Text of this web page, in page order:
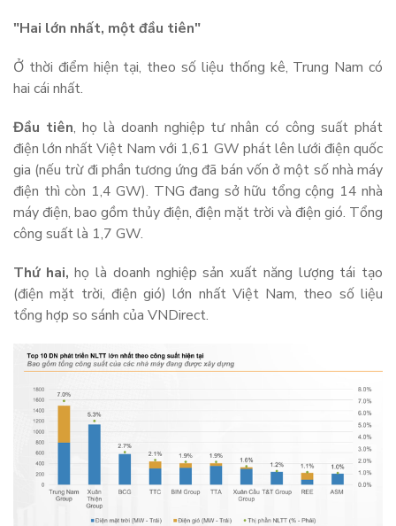
"Hai lớn nhất, một đầu tiên"
Ở thời điểm hiện tại, theo số liệu thống kê, Trung Nam có
hai cái nhất.
Đầu tiên, họ là doanh nghiệp tư nhân có công suất phát
điện lớn nhất Việt Nam với 1,61 GW phát lên lưới điện quốc
gia (nếu trừ đi phần tương ứng đã bán vốn ở một số nhà máy
điện thì còn 1,4 GW). TNG đang sở hữu tổng cộng 14 nhà
máy điện, bao gồm thủy điện, điện mặt trời và điện gió. Tổng
công suất là 1,7 GW.
Thứ hai, họ là doanh nghiệp sản xuất năng lượng tái tạo
(điện mặt trời, điện gió) lớn nhất Việt Nam, theo số liệu
tổng hợp so sánh của VNDirect.